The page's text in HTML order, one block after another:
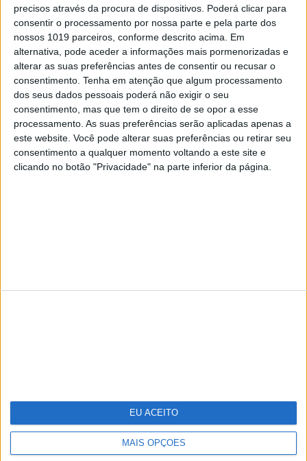
precisos através da procura de dispositivos. Poderá clicar para
consentir o processamento por nossa parte e pela parte dos
nossos 1019 parceiros, conforme descrito acima. Em
alternativa, pode aceder a informações mais pormenorizadas e
alterar as suas preferências antes de consentir ou recusar o
consentimento. Tenha em atenção que algum processamento
dos seus dados pessoais poderá não exigir o seu
consentimento, mas que tem o direito de se opor a esse
processamento. As suas preferências serão aplicadas apenas a
este website. Você pode alterar suas preferências ou retirar seu
consentimento a qualquer momento voltando a este site e
clicando no botão "Privacidade" na parte inferior da página.
MAIS OPÇÕES
EU ACEITO
SITES DO GRUPO TRUST IN NEWS
Visão Visão Se7e